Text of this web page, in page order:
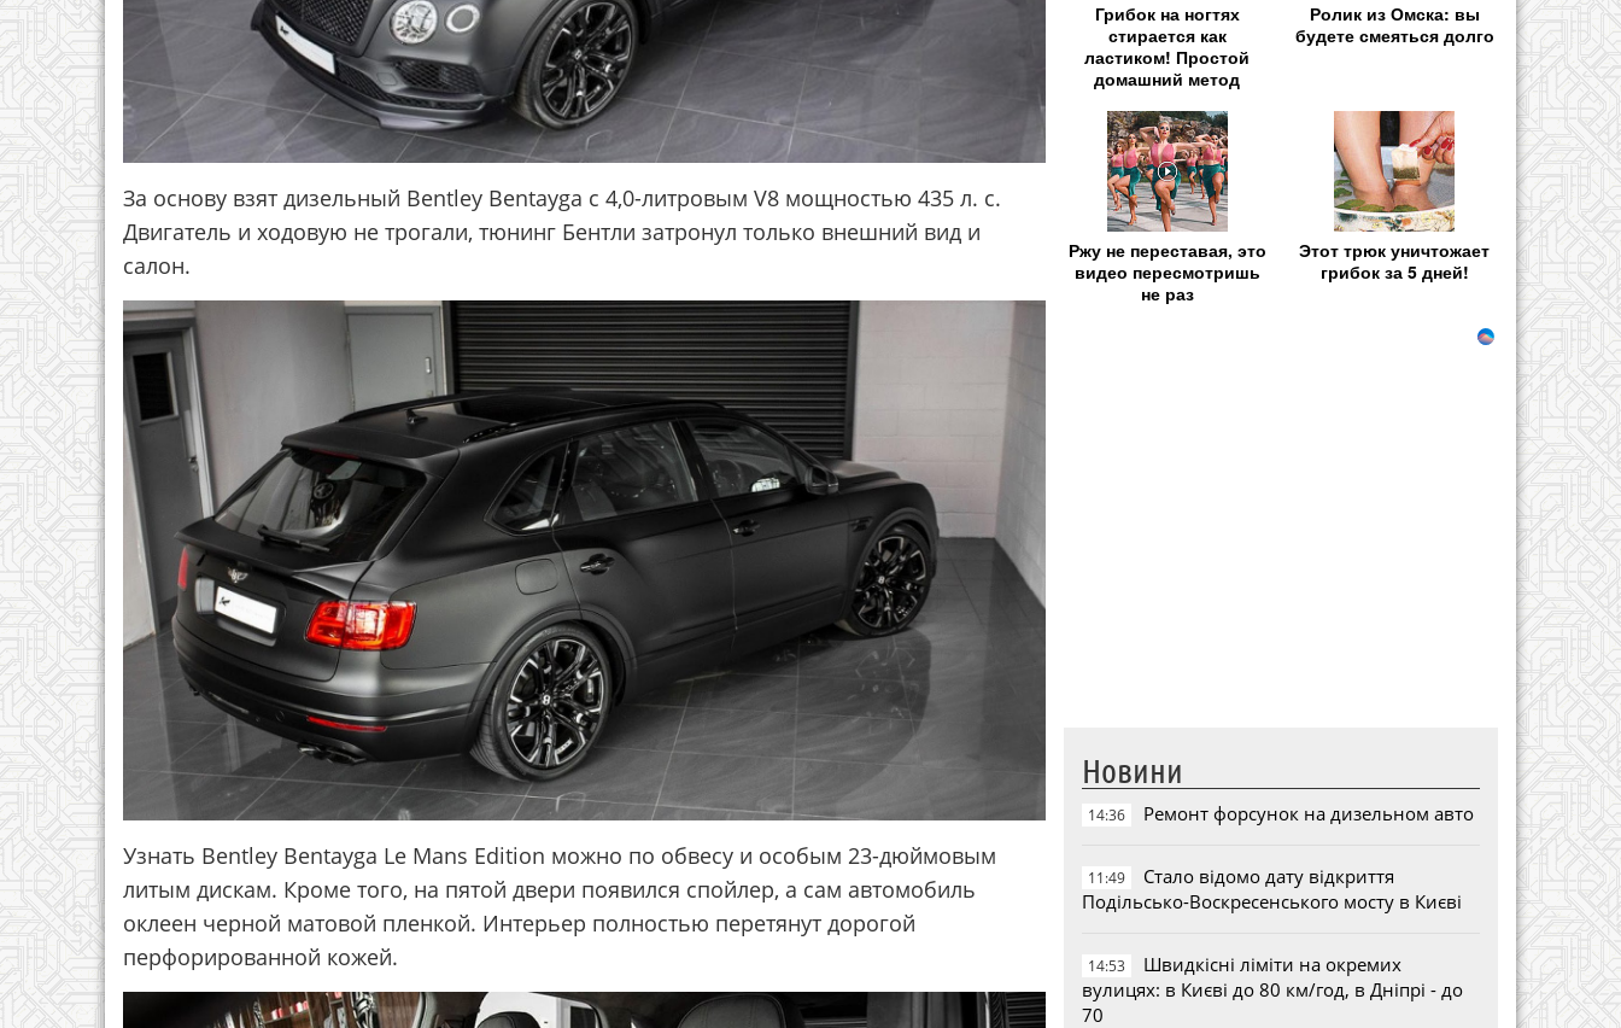
За основу взят дизельный Bentley Bentayga с 4,0-литровым V8 мощностью 435 л. с.
Двигатель и ходовую не трогали, тюнинг Бентли затронул только внешний вид и
салон.
Узнать Bentley Bentayga Le Mans Edition можно по обвесу и особым 23-дюймовым
литым дискам. Кроме того, на пятой двери появился спойлер, а сам автомобиль
оклеен черной матовой пленкой. Интерьер полностью перетянут дорогой
перфорированной кожей.
Грибок на ногтях
стирается как
ластиком! Простой
домашний метод
Ролик из Омска: вы
будете смеяться долго
Ржу не переставая, это
видео пересмотришь
не раз
Этот трюк уничтожает
грибок за 5 дней!
Новини
14:36 Ремонт форсунок на дизельном авто
11:49
Стало відомо дату відкриття
Подільсько-Воскресенського мосту в Києві
14:53
Швидкісні ліміти на окремих
вулицях: в Києві до 80 км/год, в Дніпрі - до
70